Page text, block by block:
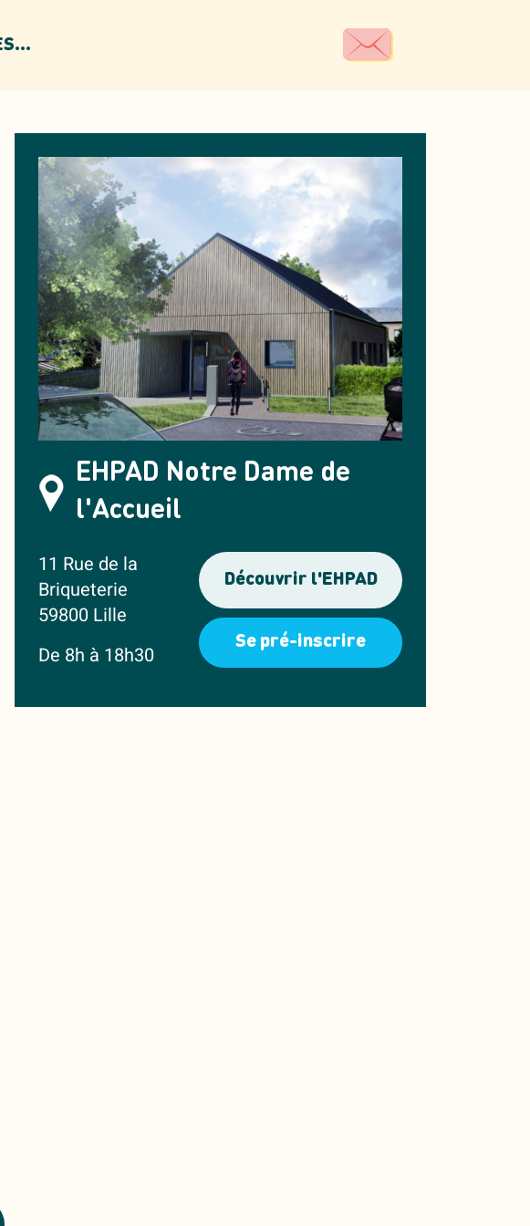
EHPAD Notre Dame de
l'Accueil
11 Rue de la
Briqueterie
59800 Lille
De 8h à 18h30
Découvrir l'EHPAD
Se pré-inscrire